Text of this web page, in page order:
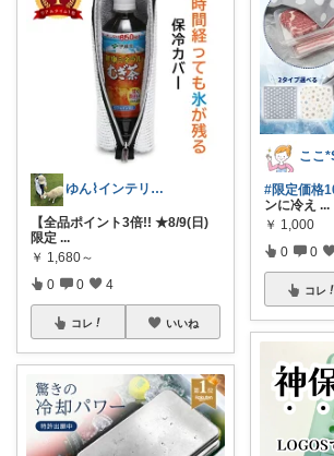
ゆん⌇インテリアと生活雑貨がメイン🧸
【全品ポイント3倍!! ★8/9(日)
限定 ...
￥ 1,680～
0 0 4
コレ いいね
ここ
#限定価格
ンに冷え ...
￥ 1,000
0 0
コレ